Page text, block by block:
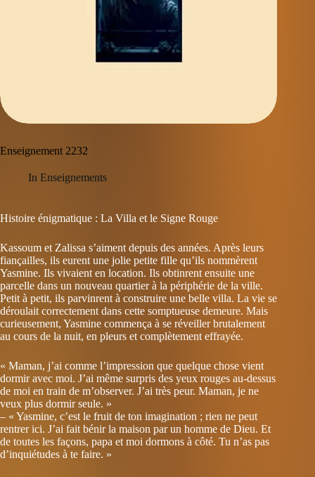
Enseignement 2232
In Enseignements
Histoire énigmatique : La Villa et le Signe Rouge
Kassoum et Zalissa s’aiment depuis des années. Après leurs
fiançailles, ils eurent une jolie petite fille qu’ils nommèrent
Yasmine. Ils vivaient en location. Ils obtinrent ensuite une
parcelle dans un nouveau quartier à la périphérie de la ville.
Petit à petit, ils parvinrent à construire une belle villa. La vie se
déroulait correctement dans cette somptueuse demeure. Mais
curieusement, Yasmine commença à se réveiller brutalement
au cours de la nuit, en pleurs et complètement effrayée.
« Maman, j’ai comme l’impression que quelque chose vient
dormir avec moi. J’ai même surpris des yeux rouges au-dessus
de moi en train de m’observer. J’ai très peur. Maman, je ne
veux plus dormir seule. »
– « Yasmine, c’est le fruit de ton imagination ; rien ne peut
rentrer ici. J’ai fait bénir la maison par un homme de Dieu. Et
de toutes les façons, papa et moi dormons à côté. Tu n’as pas
d’inquiétudes à te faire. »